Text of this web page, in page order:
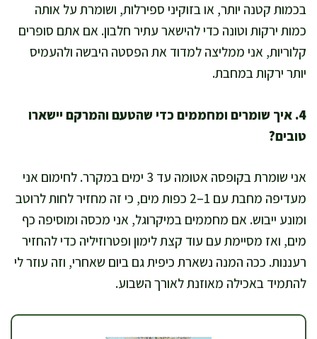
בכמות קטנה יותר, או בזוקיני ספירלות, ושומרת על אותה
כמות ירקות וטונה כדי להישאר עתיר חלבון. אם אתם סופרים
קלוריות, אני ממליצה למדוד את הפסטה היבשה ולהעמיס
יותר ירקות במחבת.
4. איך שומרים ומחממים כדי שהטעם והמרקם יישארו
טובים?
אני שומרת בקופסה אטומה עד 3 ימים במקרר. לחימום אני
מעדיפה מחבת עם 1–2 כפות מים, כי זה מחזיר לחות לרוטב
ומונע ייבוש. אם מחממים במיקרוגל, אני מכסה ומוסיפה כף
מים, ואז מסיימת עם עוד קצת לימון ופטרוזיליה כדי להחזיר
רעננות. ככה המנה נשארת כיפית גם ביום שאחרי, וזה עוזר לי
להתמיד באכילה מאוזנת לאורך השבוע.